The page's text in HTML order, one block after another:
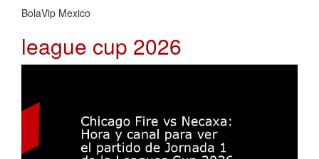
BolaVip Mexico
league cup 2026